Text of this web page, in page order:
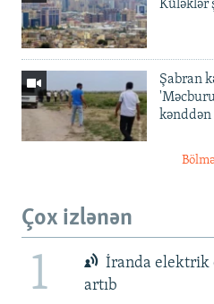
Küləklər
Şabran
kənddən
Çox izlənən
1
İranda elektrik
artıb